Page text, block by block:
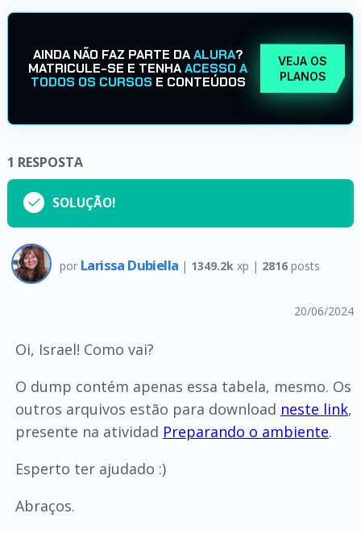
AINDA NÃO FAZ PARTE DAALURA?
MATRICULE-SE E TENHAACESSO A
TODOS OS CURSOS E CONTEÚDOS
VEJA OS
PLANOS
1 RESPOSTA
SOLUÇÃO!
por Larissa Dubiella | 1349.2kxp | 2816posts
20/06/2024
Oi, Israel! Como vai?
O dump contém apenas essa tabela, mesmo. Os
outros arquivos estão para download neste link,
presente na atividad Preparando o ambiente.
Esperto ter ajudado :)
Abraços.